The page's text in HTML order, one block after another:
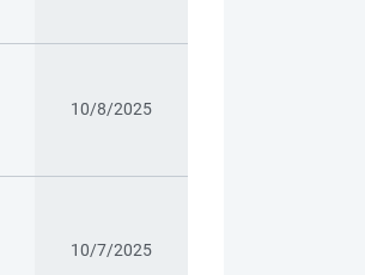
10/8/2025
10/7/2025